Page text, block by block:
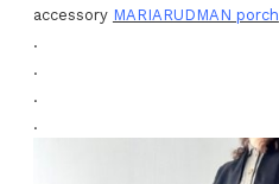
accessory MARIARUDMAN porch
.
.
.
.